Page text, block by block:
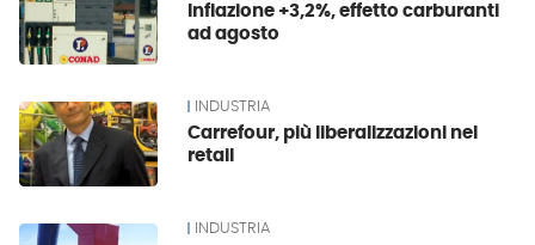
Inflazione +3,2%, effetto carburanti
ad agosto
INDUSTRIA
Carrefour, più liberalizzazioni nel
retail
INDUSTRIA